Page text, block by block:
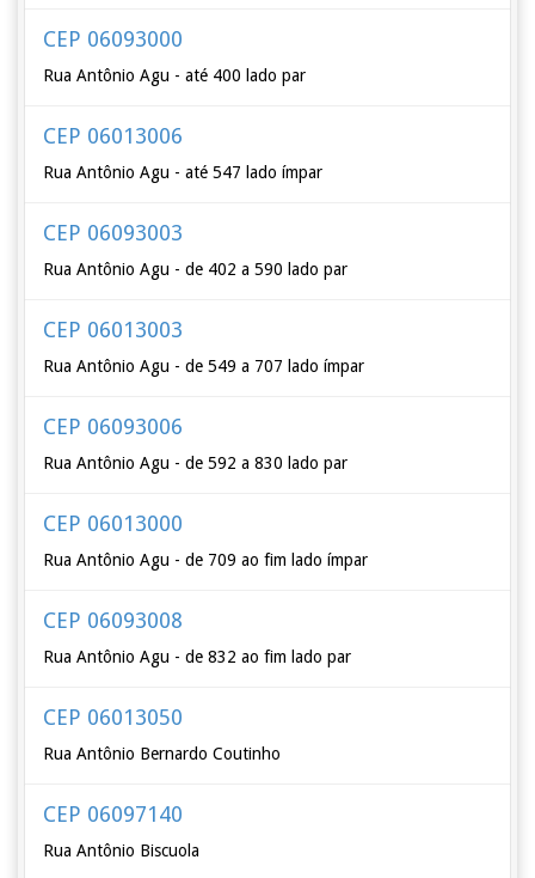
CEP 06093000
Rua Antônio Agu - até 400 lado par
CEP 06013006
Rua Antônio Agu - até 547 lado ímpar
CEP 06093003
Rua Antônio Agu - de 402 a 590 lado par
CEP 06013003
Rua Antônio Agu - de 549 a 707 lado ímpar
CEP 06093006
Rua Antônio Agu - de 592 a 830 lado par
CEP 06013000
Rua Antônio Agu - de 709 ao fim lado ímpar
CEP 06093008
Rua Antônio Agu - de 832 ao fim lado par
CEP 06013050
Rua Antônio Bernardo Coutinho
CEP 06097140
Rua Antônio Biscuola